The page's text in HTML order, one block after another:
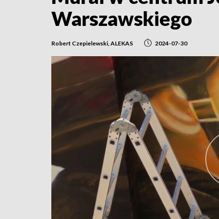
Warszawskiego
Robert Czepielewski, ALEKAS 2024-07-30